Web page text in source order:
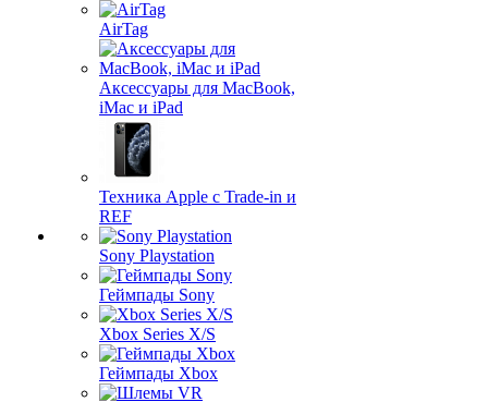
AirTag
Аксессуары для MacBook,
iMac и iPad
Техника Apple с Trade-in и
REF
Sony Playstation
Геймпады Sony
Xbox Series X/S
Геймпады Xbox